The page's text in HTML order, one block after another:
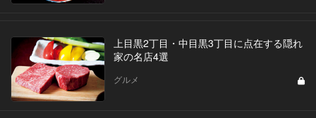
上目黒2丁目・中目黒3丁目に点在する隠れ
家の名店4選
グルメ